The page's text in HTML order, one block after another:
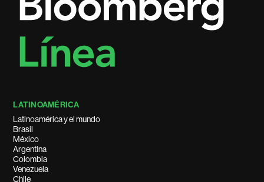
LATINOAMÉRICA
Latinoamérica y el mundo
Brasil
México
Argentina
Colombia
Venezuela
Chile